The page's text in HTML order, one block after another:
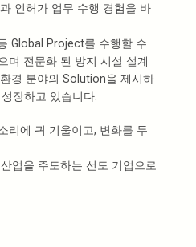
인허가 업무 수행 경험을 바
Global Project를 수행할 수
며 전문화 된 방지 시설 설계
경 분야의 Solution을 제시하
장하고 있습니다.
리에 귀 기울이고, 변화를 두
업을 주도하는 선도 기업으로